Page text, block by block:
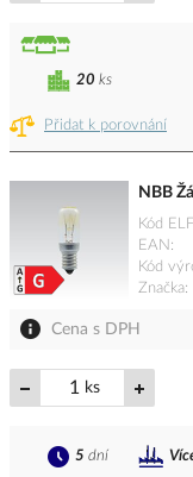
Přidat k porovnání
20 ks
NBB
Kód
EAN
Kód
Značka
Cena s DPH
ks
5 dní